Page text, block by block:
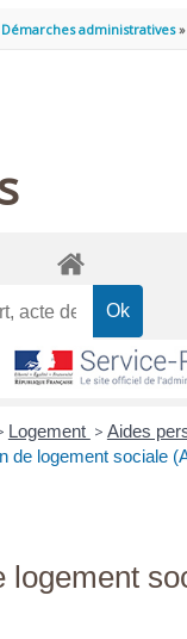
Démarches administratives
Logement > Aides
de logement sociale
logement